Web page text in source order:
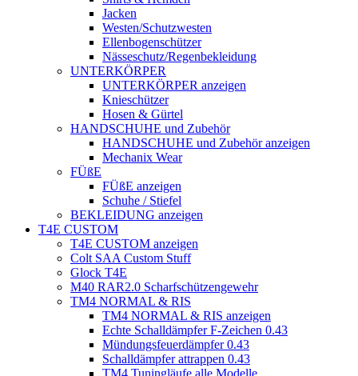
Jacken
Westen/Schutzwesten
Ellenbogenschützer
Nässeschutz/Regenbekleidung
UNTERKÖRPER
UNTERKÖRPER anzeigen
Knieschützer
Hosen & Gürtel
HANDSCHUHE und Zubehör
HANDSCHUHE und Zubehör anzeigen
Mechanix Wear
FÜßE
FÜßE anzeigen
Schuhe / Stiefel
BEKLEIDUNG anzeigen
T4E CUSTOM
T4E CUSTOM anzeigen
Colt SAA Custom Stuff
Glock T4E
M40 RAR2.0 Scharfschützengewehr
TM4 NORMAL & RIS
TM4 NORMAL & RIS anzeigen
Echte Schalldämpfer F-Zeichen 0.43
Mündungsfeuerdämpfer 0.43
Schalldämpfer attrappen 0.43
TM4 Tuningläufe alle Modelle